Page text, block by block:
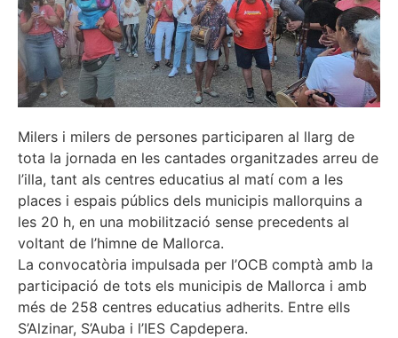
Milers i milers de persones participaren al llarg de
tota la jornada en les cantades organitzades arreu de
l’illa, tant als centres educatius al matí com a les
places i espais públics dels municipis mallorquins a
les 20 h, en una mobilització sense precedents al
voltant de l’himne de Mallorca.
La convocatòria impulsada per l’OCB comptà amb la
participació de tots els municipis de Mallorca i amb
més de 258 centres educatius adherits. Entre ells
S’Alzinar, S’Auba i l’IES Capdepera.